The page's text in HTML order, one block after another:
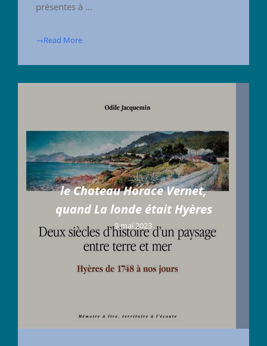
présentes à …
→Read More
le Chateau Horace Vernet,
quand La londe était Hyères
9 mai 2023